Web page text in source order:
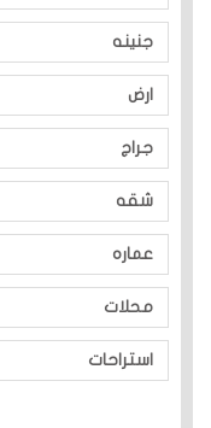
جنينه
ارض
جراج
شقه
عماره
محلات
استراحات